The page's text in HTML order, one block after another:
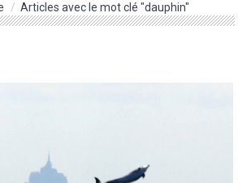
Articles avec le mot clé "dauphin"